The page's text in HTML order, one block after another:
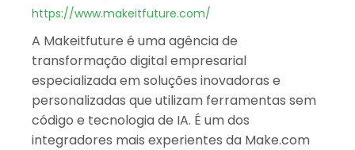
https://www.makeitfuture.com/
A Makeitfuture é uma agência de
transformação digital empresarial
especializada em soluções inovadoras e
personalizadas que utilizam ferramentas sem
código e tecnologia de IA. É um dos
integradores mais experientes da Make.com